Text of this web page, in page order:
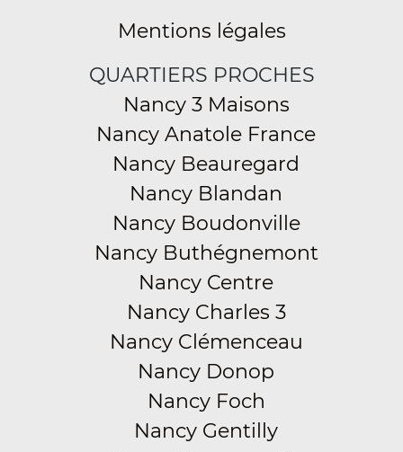
Mentions légales
QUARTIERS PROCHES
Nancy 3 Maisons
Nancy Anatole France
Nancy Beauregard
Nancy Blandan
Nancy Boudonville
Nancy Buthégnemont
Nancy Centre
Nancy Charles 3
Nancy Clémenceau
Nancy Donop
Nancy Foch
Nancy Gentilly